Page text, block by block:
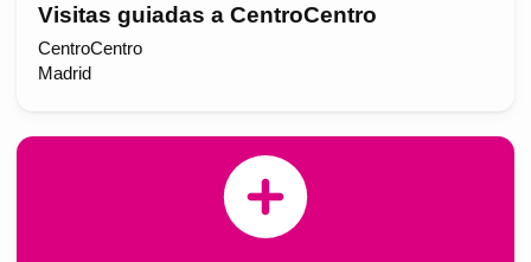
Visitas guiadas a CentroCentro
CentroCentro
Madrid